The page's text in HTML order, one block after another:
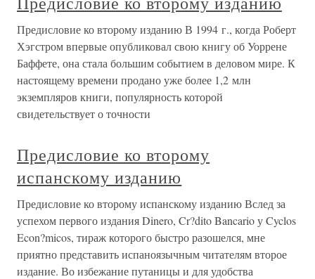
Предисловие ко второму изданию В 1994 г., когда Роберт
Хэгстром впервые опубликовал свою книгу об Уоррене
Баффете, она стала большим событием в деловом мире. К
настоящему времени продано уже более 1,2 млн
экземпляров книги, популярность которой
свидетельствует о точности
Предисловие ко второму
испанскому изданию
Предисловие ко второму испанскому изданию Вслед за
успехом первого издания Dinero, Cr?dito Bancario у Cyclos
Econ?micos, тираж которого быстро разошелся, мне
приятно представить испаноязычным читателям второе
издание. Во избежание путаницы и для удобства